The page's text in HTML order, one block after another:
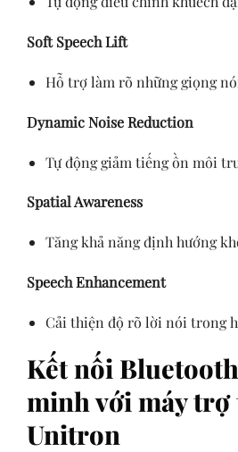
Soft Speech Lift
Hỗ trợ làm rõ những giọng
Dynamic Noise Reduction
Tự động giảm tiếng ồn môi
Spatial Awareness
Tăng khả năng định hướng
Speech Enhancement
Cải thiện độ rõ lời nói trong
Kết nối
minh với máy
Unitron